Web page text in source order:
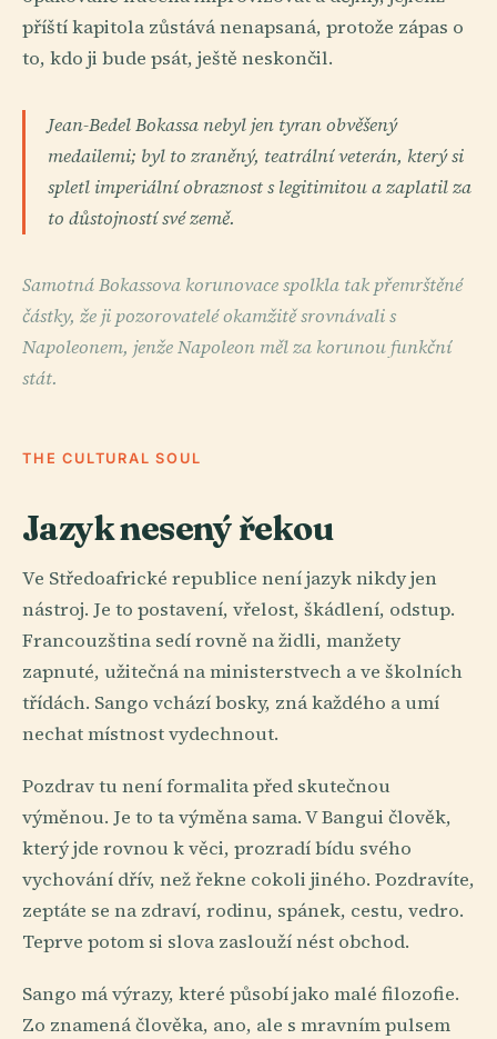
příští kapitola zůstává nenapsaná, protože zápas o
to, kdo ji bude psát, ještě neskončil.
Jean-Bedel Bokassa nebyl jen tyran obvěšený
medailemi; byl to zraněný, teatrální veterán, který si
spletl imperiální obraznost s legitimitou a zaplatil za
to důstojností své země.
Samotná Bokassova korunovace spolkla tak přemrštěné
částky, že ji pozorovatelé okamžitě srovnávali s
Napoleonem, jenže Napoleon měl za korunou funkční
stát.
THE CULTURAL SOUL
Jazyk nesený řekou
Ve Středoafrické republice není jazyk nikdy jen
nástroj. Je to postavení, vřelost, škádlení, odstup.
Francouzština sedí rovně na židli, manžety
zapnuté, užitečná na ministerstvech a ve školních
třídách. Sango vchází bosky, zná každého a umí
nechat místnost vydechnout.
Pozdrav tu není formalita před skutečnou
výměnou. Je to ta výměna sama. V Bangui člověk,
který jde rovnou k věci, prozradí bídu svého
vychování dřív, než řekne cokoli jiného. Pozdravíte,
zeptáte se na zdraví, rodinu, spánek, cestu, vedro.
Teprve potom si slova zaslouží nést obchod.
Sango má výrazy, které působí jako malé filozofie.
Zo znamená člověka, ano, ale s mravním pulsem